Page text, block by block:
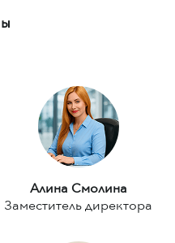
Алина Смолина
Заместитель директора